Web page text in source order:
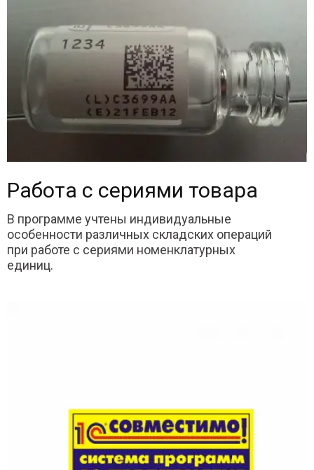
Работа с сериями товара
В программе учтены индивидуальные
особенности различных складских операций
при работе с сериями номенклатурных
единиц.